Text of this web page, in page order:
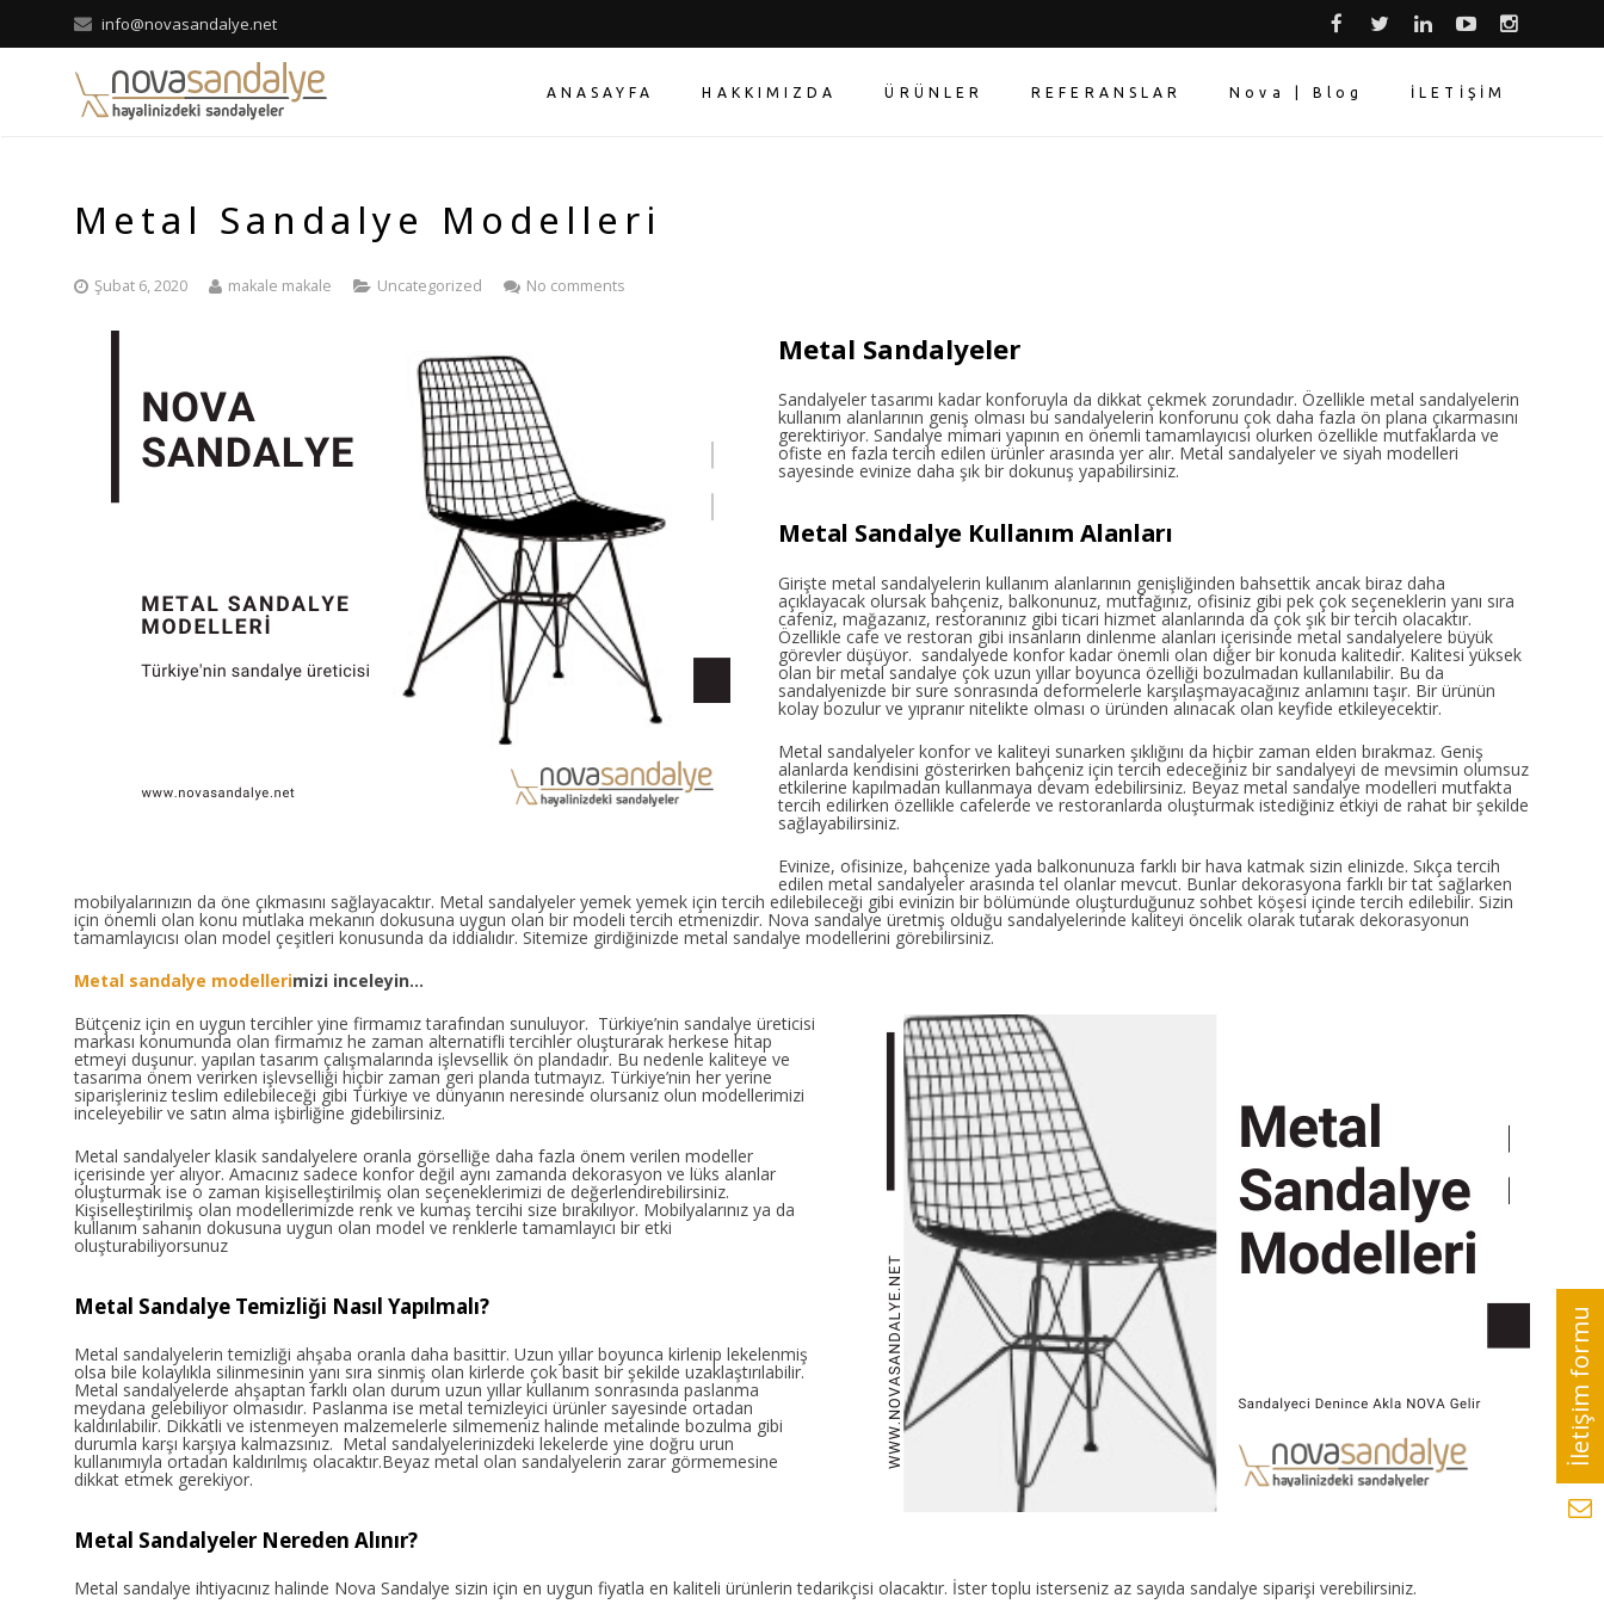
info@novasandalye.net
ANASAYFA HAKKIMIZDA ÜRÜNLER REFERANSLAR Nova | Blog İLETİŞİM
Metal Sandalye Modelleri
Şubat 6, 2020 makale makale Uncategorized No comments
Metal Sandalyeler
Sandalyeler tasarımı kadar konforuyla da dikkat çekmek zorundadır. Özellikle metal sandalyelerin
kullanım alanlarının geniş olması bu sandalyelerin konforunu çok daha fazla ön plana çıkarmasını
gerektiriyor. Sandalye mimari yapının en önemli tamamlayıcısı olurken özellikle mutfaklarda ve
ofiste en fazla tercih edilen ürünler arasında yer alır. Metal sandalyeler ve siyah modelleri
sayesinde evinize daha şık bir dokunuş yapabilirsiniz.
Metal Sandalye Kullanım Alanları
Girişte metal sandalyelerin kullanım alanlarının genişliğinden bahsettik ancak biraz daha
açıklayacak olursak bahçeniz, balkonunuz, mutfağınız, ofisiniz gibi pek çok seçeneklerin yanı sıra
cafeniz, mağazanız, restoranınız gibi ticari hizmet alanlarında da çok şık bir tercih olacaktır.
Özellikle cafe ve restoran gibi insanların dinlenme alanları içerisinde metal sandalyelere büyük
görevler düşüyor. sandalyede konfor kadar önemli olan diğer bir konuda kalitedir. Kalitesi yüksek
olan bir metal sandalye çok uzun yıllar boyunca özelliği bozulmadan kullanılabilir. Bu da
sandalyenizde bir sure sonrasında deformelerle karşılaşmayacağınız anlamını taşır. Bir ürünün
kolay bozulur ve yıpranır nitelikte olması o üründen alınacak olan keyfide etkileyecektir.
Metal sandalyeler konfor ve kaliteyi sunarken şıklığını da hiçbir zaman elden bırakmaz. Geniş
alanlarda kendisini gösterirken bahçeniz için tercih edeceğiniz bir sandalyeyi de mevsimin olumsuz
etkilerine kapılmadan kullanmaya devam edebilirsiniz. Beyaz metal sandalye modelleri mutfakta
tercih edilirken özellikle cafelerde ve restoranlarda oluşturmak istediğiniz etkiyi de rahat bir şekilde
sağlayabilirsiniz.
Evinize, ofisinize, bahçenize yada balkonunuza farklı bir hava katmak sizin elinizde. Sıkça tercih
edilen metal sandalyeler arasında tel olanlar mevcut. Bunlar dekorasyona farklı bir tat sağlarken
mobilyalarınızın da öne çıkmasını sağlayacaktır. Metal sandalyeler yemek yemek için tercih edilebileceği gibi evinizin bir bölümünde oluşturduğunuz sohbet köşesi içinde tercih edilebilir. Sizin
için önemli olan konu mutlaka mekanın dokusuna uygun olan bir modeli tercih etmenizdir. Nova sandalye üretmiş olduğu sandalyelerinde kaliteyi öncelik olarak tutarak dekorasyonun
tamamlayıcısı olan model çeşitleri konusunda da iddialıdır. Sitemize girdiğinizde metal sandalye modellerini görebilirsiniz.
Metal sandalye modellerimizi inceleyin…
Bütçeniz için en uygun tercihler yine firmamız tarafından sunuluyor. Türkiye’nin sandalye üreticisi
markası konumunda olan firmamız he zaman alternatifli tercihler oluşturarak herkese hitap
etmeyi duşunur. yapılan tasarım çalışmalarında işlevsellik ön plandadır. Bu nedenle kaliteye ve
tasarıma önem verirken işlevselliği hiçbir zaman geri planda tutmayız. Türkiye’nin her yerine
siparişleriniz teslim edilebileceği gibi Türkiye ve dünyanın neresinde olursanız olun modellerimizi
inceleyebilir ve satın alma işbirliğine gidebilirsiniz.
Metal sandalyeler klasik sandalyelere oranla görselliğe daha fazla önem verilen modeller
içerisinde yer alıyor. Amacınız sadece konfor değil aynı zamanda dekorasyon ve lüks alanlar
oluşturmak ise o zaman kişiselleştirilmiş olan seçeneklerimizi de değerlendirebilirsiniz.
Kişiselleştirilmiş olan modellerimizde renk ve kumaş tercihi size bırakılıyor. Mobilyalarınız ya da
kullanım sahanın dokusuna uygun olan model ve renklerle tamamlayıcı bir etki
oluşturabiliyorsunuz
Metal Sandalye Temizliği Nasıl Yapılmalı?
Metal sandalyelerin temizliği ahşaba oranla daha basittir. Uzun yıllar boyunca kirlenip lekelenmiş
olsa bile kolaylıkla silinmesinin yanı sıra sinmiş olan kirlerde çok basit bir şekilde uzaklaştırılabilir.
Metal sandalyelerde ahşaptan farklı olan durum uzun yıllar kullanım sonrasında paslanma
meydana gelebiliyor olmasıdır. Paslanma ise metal temizleyici ürünler sayesinde ortadan
kaldırılabilir. Dikkatli ve istenmeyen malzemelerle silmemeniz halinde metalinde bozulma gibi
durumla karşı karşıya kalmazsınız. Metal sandalyelerinizdeki lekelerde yine doğru urun
kullanımıyla ortadan kaldırılmış olacaktır.Beyaz metal olan sandalyelerin zarar görmemesine
dikkat etmek gerekiyor.
Metal Sandalyeler Nereden Alınır?
Metal sandalye ihtiyacınız halinde Nova Sandalye sizin için en uygun fiyatla en kaliteli ürünlerin tedarikçisi olacaktır. İster toplu isterseniz az sayıda sandalye siparişi verebilirsiniz.